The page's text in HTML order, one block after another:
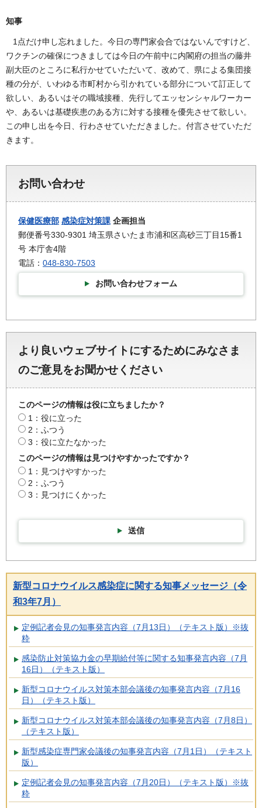
知事
1点だけ申し忘れました。今日の専門家会合ではないんですけど、
ワクチンの確保につきましては今日の午前中に内閣府の担当の藤井
副大臣のところに私行かせていただいて、改めて、県による集団接
種の分が、いわゆる市町村から引かれている部分について訂正して
欲しい、あるいはその職域接種、先行してエッセンシャルワーカー
や、あるいは基礎疾患のある方に対する接種を優先させて欲しい。
この申し出を今日、行わさせていただきました。付言させていただ
きます。
お問い合わせ
保健医療部 感染症対策課 企画担当
郵便番号330-9301 埼玉県さいたま市浦和区高砂三丁目15番1
号 本庁舎4階
電話： 048-830-7503
お問い合わせフォーム
より良いウェブサイトにするためにみなさま
のご意見をお聞かせください
このページの情報は役に立ちましたか？
1：役に立った
2：ふつう
3：役に立たなかった
このページの情報は見つけやすかったですか？
1：見つけやすかった
2：ふつう
3：見つけにくかった
送信
新型コロナウイルス感染症に関する知事メッセージ（令
和3年7月）
定例記者会見の知事発言内容（7月13日）（テキスト版）※抜
粋
感染防止対策協力金の早期給付等に関する知事発言内容（7月
16日）（テキスト版）
新型コロナウイルス対策本部会議後の知事発言内容（7月16
日）（テキスト版）
新型コロナウイルス対策本部会議後の知事発言内容（7月8日）
（テキスト版）
新型感染症専門家会議後の知事発言内容（7月1日）（テキスト
版）
定例記者会見の知事発言内容（7月20日）（テキスト版）※抜
粋